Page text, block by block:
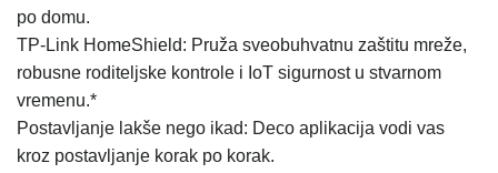
po domu.
TP-Link HomeShield: Pruža sveobuhvatnu zaštitu mreže,
robusne roditeljske kontrole i IoT sigurnost u stvarnom
vremenu.*
Postavljanje lakše nego ikad: Deco aplikacija vodi vas
kroz postavljanje korak po korak.